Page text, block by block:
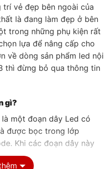
trí vẻ đẹp bên ngoài của
là đang làm đẹp ở bên
trong những phụ kiện rất
lựa để nâng cấp cho
về dòng sản phẩm led nội
thì đừng bỏ qua thông tin
gì?
một đoạn dây Led có
được bọc trong lớp
Khi các đoạn dây này
nó sẽ phát ra ánh sáng